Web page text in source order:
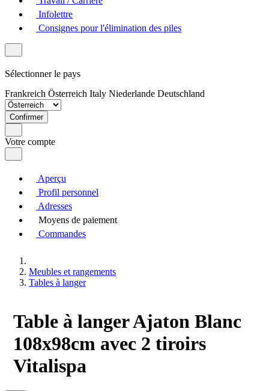
Infolettre
Consignes pour l'élimination des piles
Sélectionner le pays
Frankreich Österreich Italy Niederlande Deutschland
Confirmer
Votre compte
Aperçu
Profil personnel
Adresses
Moyens de paiement
Commandes
Meubles et rangements
Tables à langer
Table à langer Ajaton Blanc
108x98cm avec 2 tiroirs
Vitalispa